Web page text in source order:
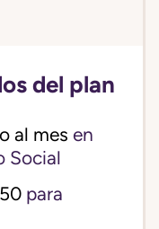
del plan
al mes en
Social
para